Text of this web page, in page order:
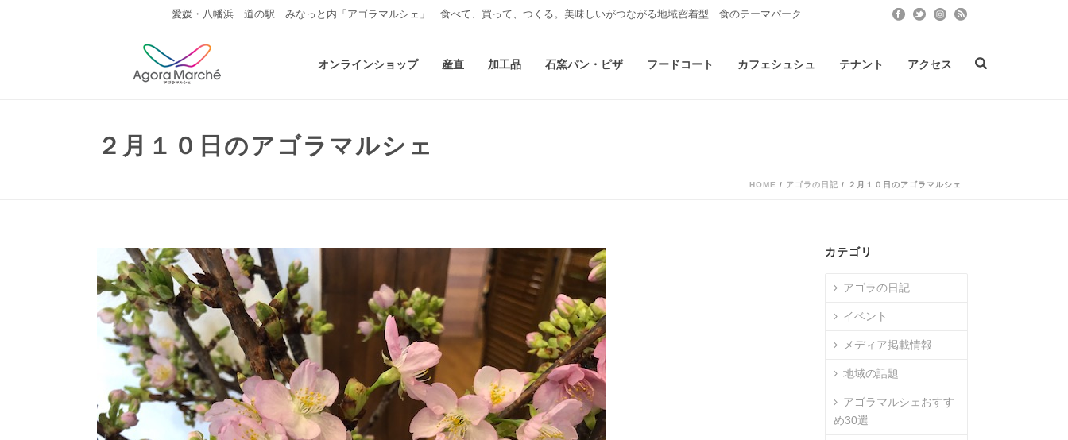
愛媛・八幡浜 道の駅 みなっと内「アゴラマルシェ」 食べて、買って、つくる。美味しいがつながる地域密着型 食のテーマパーク
オンラインショップ 産直 加工品 石窯パン・ピザ フードコート カフェシュシュ テナント アクセス
２月１０日のアゴラマルシェ
HOME / アゴラの日記 / ２月１０日のアゴラマルシェ
カテゴリ
アゴラの日記
イベント
メディア掲載情報
地域の話題
アゴラマルシェおすす
め30選